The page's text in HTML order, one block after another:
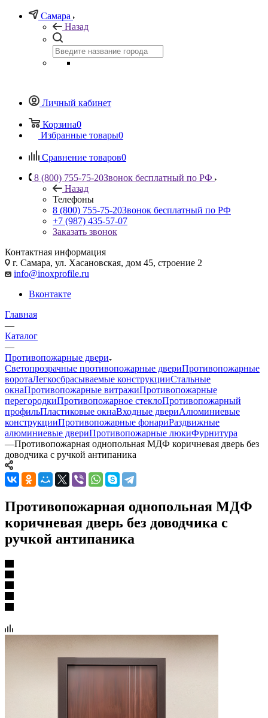
Самара
Назад
Личный кабинет
Корзина0
Избранные товары0
Сравнение товаров0
8 (800) 755-75-20Звонок бесплатный по РФ
Назад
Телефоны
8 (800) 755-75-20Звонок бесплатный по РФ
+7 (987) 435-57-07
Заказать звонок
Контактная информация
г. Самара, ул. Хасановская, дом 45, строение 2
info@inoxprofile.ru
Вконтакте
Главная
—
Каталог
—
Противопожарные двери
Светопрозрачные противопожарные двериПротивопожарные
воротаЛегкосбрасываемые конструкцииСтальные
окнаПротивопожарные витражиПротивопожарные
перегородкиПротивопожарное стеклоПротивопожарный
профильПластиковые окнаВходные двериАлюминиевые
конструкцииПротивопожарные фонариРаздвижные
алюминиевые двериПротивопожарные люкиФурнитура
—Противопожарная однопольная МДФ коричневая дверь без
доводчика с ручкой антипаника
Противопожарная однопольная МДФ
коричневая дверь без доводчика с
ручкой антипаника